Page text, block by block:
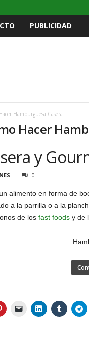
PUBLICIDAD
Hamburguesa Casera
Hacer
y
0
alimento en forma de
a la parrilla o a la
de los fast foodsy de